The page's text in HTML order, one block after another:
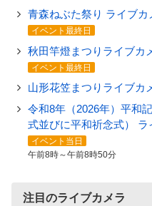
青森ねぶた祭り ライブ
イベント最終日
秋田竿燈まつりライブカ
イベント最終日
山形花笠まつりライブカ
令和8年（2026年）平和
式並びに平和祈念式）
イベント当日
午前8時～午前8時50分
注目のライブカメラ